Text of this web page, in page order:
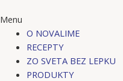
Menu
O NOVALIME
RECEPTY
ZO SVETA BEZ LEPKU
PRODUKTY